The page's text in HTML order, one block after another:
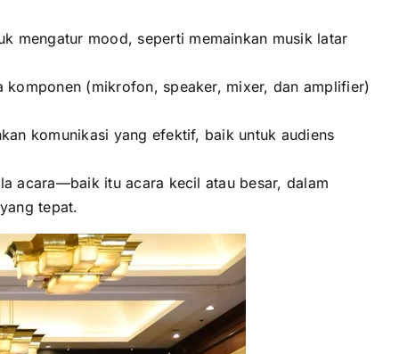
mengatur mood, seperti memainkan musik latar
komponen (mikrofon, speaker, mixer, dan amplifier)
komunikasi yang efektif, baik untuk audiens
acara—baik itu acara kecil atau besar, dalam
tepat.